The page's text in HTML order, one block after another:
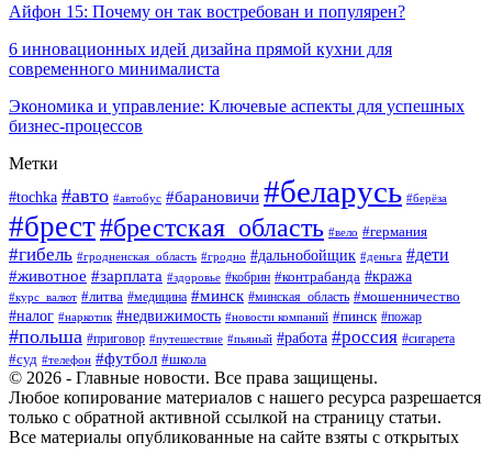
Айфон 15: Почему он так востребован и популярен?
6 инновационных идей дизайна прямой кухни для
современного минималиста
Экономика и управление: Ключевые аспекты для успешных
бизнес-процессов
Метки
#tochka #авто #автобус #барановичи #беларусь #берёза
#брест#брестская_область #вело #германия
#гибель #гродненская_область #гродно #дальнобойщик #деньга #дети
#животное #зарплата #здоровье #кобрин #контрабанда #кража
#курс_валют #литва #медицина #минск #минская_область #мошенничество
#налог #наркотик #недвижимость #новости компаний #пинск #пожар
#польша #приговор #путешествие #пьяный #работа #россия #сигарета
#суд #телефон #футбол #школа
© 2026 - Главные новости. Все права защищены.
Любое копирование материалов с нашего ресурса разрешается
только с обратной активной ссылкой на страницу статьи.
Все материалы опубликованные на сайте взяты с открытых